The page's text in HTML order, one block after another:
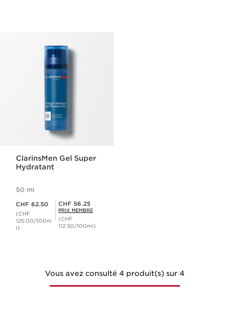
ClarinsMen Gel Super
Hydratant
50 ml
CHF 62.50
(CHF
125.00/100m
l)
Prix Sérénité CHF 56.25
CHF 56.25
PRIX MEMBRE
(CHF
112.50/100ml)
Vous avez consulté 4 produit(s) sur 4